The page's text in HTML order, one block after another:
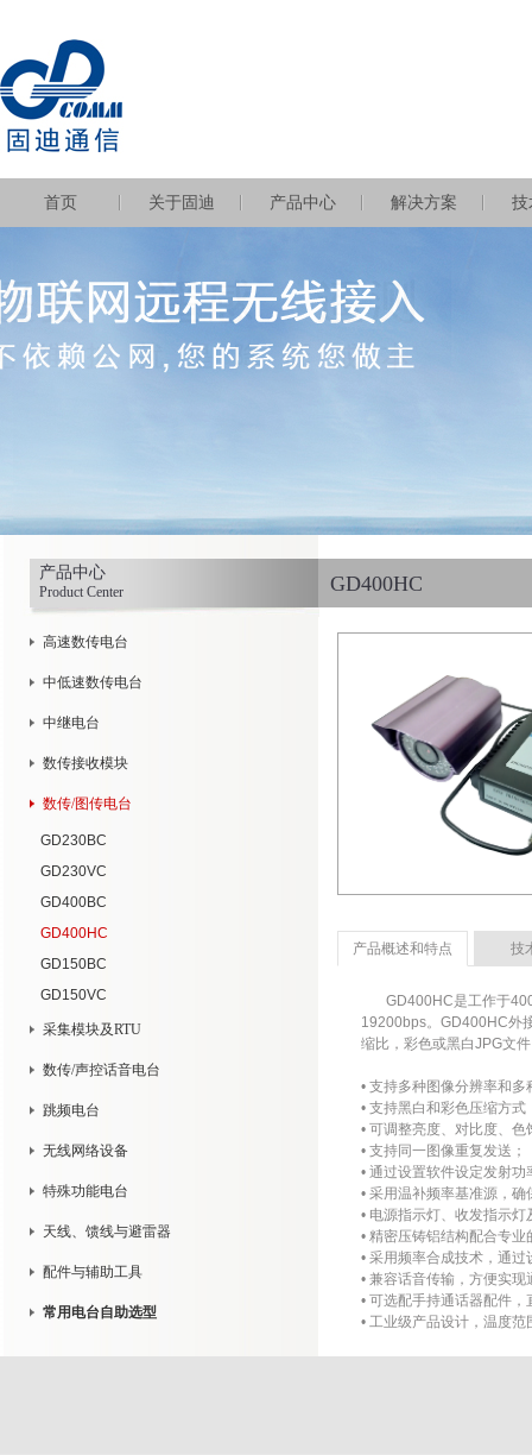
首页 关于固迪 产品中心 解决方案 技
产品中心
Product Center
高速数传电台
中低速数传电台
中继电台
数传接收模块
数传/图传电台
GD230BC
GD230VC
GD400BC
GD400HC
GD150BC
GD150VC
采集模块及RTU
数传/声控话音电台
跳频电台
无线网络设备
特殊功能电台
天线、馈线与避雷器
配件与辅助工具
常用电台自助选型
GD400HC
产品概述和特点 技
GD400HC是工作于
19200bps。GD400HC外
缩比，彩色或黑白JPG文
• 支持多种图像分辨率和多
• 支持黑白和彩色压缩方式
• 可调整亮度、对比度、色
• 支持同一图像重复发送；
• 通过设置软件设定发射
• 采用温补频率基准源，
• 电源指示灯、收发指示
• 精密压铸铝结构配合专
• 采用频率合成技术，通
• 兼容话音传输，方便实现
• 可选配手持通话器配件
• 工业级产品设计，温度范